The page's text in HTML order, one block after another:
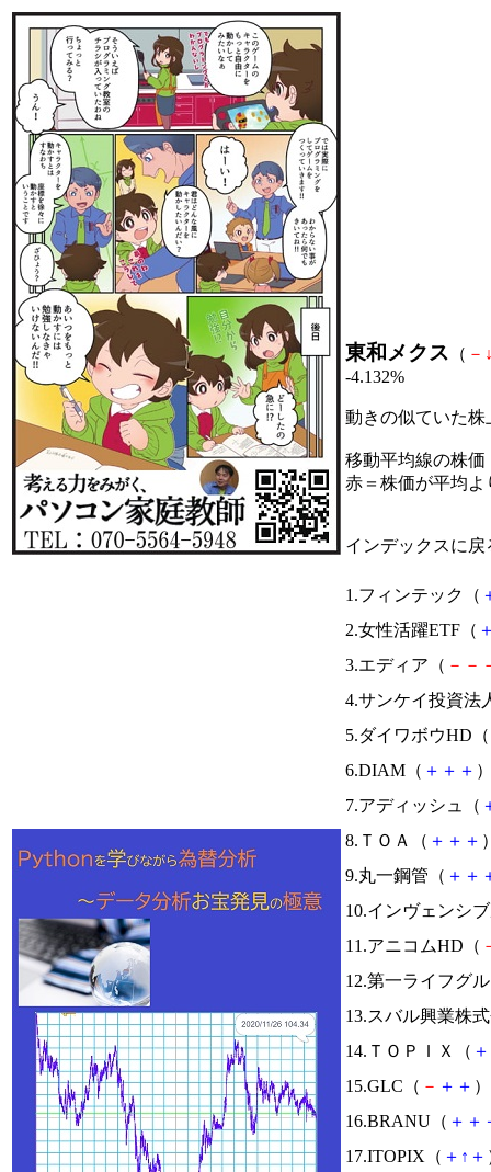
東和メクス （ －
-4.132%
動きの似ていた
移動平均線の株価
赤＝株価が平均
インデックスに戻
1.フィンテック（
2.女性活躍ETF（
3.エディア（ － －
4.サンケイ投資法
5.ダイワボウHD（
6.DIAM（ ＋ ＋ ＋
7.アディッシュ（
8.ＴＯＡ（ ＋ ＋ ＋
9.丸一鋼管（ ＋ ＋
10.インヴェンシ
11.アニコムHD（
12.第一ライフグ
13.スバル興業株
14.ＴＯＰＩＸ（ ＋
15.GLC（ － ＋ ＋
16.BRANU（ ＋ ＋
17.ITOPIX（ ＋ ↑ ＋